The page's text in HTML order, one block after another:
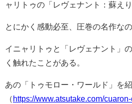
ャリトゥの「レヴェナント：蘇え
とにかく感動必至、圧巻の名作なの
イニャリトゥと「レヴェナント」
く触れたことがある。
あの「トゥモロー・ワールド」を
（ https://www.atsutake.com/cuaron-